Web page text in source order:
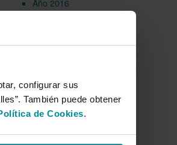
configurar sus
También puede obtener
de Cookies.
Año 2016
Galería multimedia